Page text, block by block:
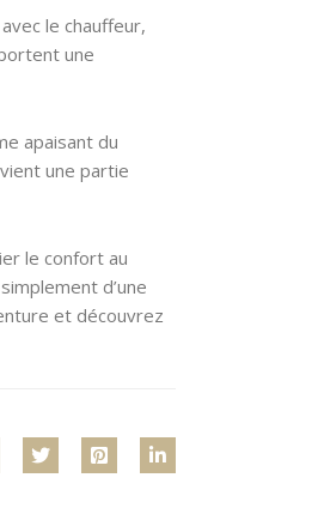
le chauffeur,
une
apaisant du
une partie
le confort au
d’une
et découvrez